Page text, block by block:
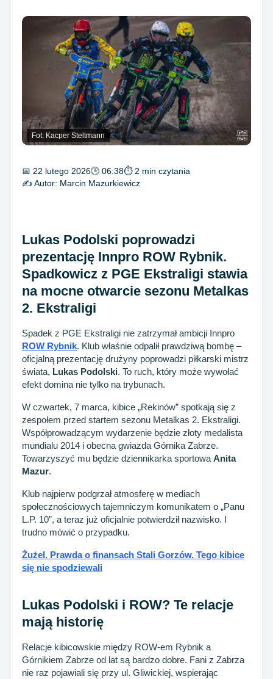
Fot. Kacper Steltmann
📅 22 lutego 2026🕒 06:38⏱ 2 min czytania
✍️ Autor: Marcin Mazurkiewicz
Lukas Podolski poprowadzi
prezentację Innpro ROW Rybnik.
Spadkowicz z PGE Ekstraligi stawia
na mocne otwarcie sezonu Metalkas
2. Ekstraligi
Spadek z PGE Ekstraligi nie zatrzymał ambicji Innpro
ROW Rybnik. Klub właśnie odpalił prawdziwą bombę –
oficjalną prezentację drużyny poprowadzi piłkarski mistrz
świata, Lukas Podolski. To ruch, który może wywołać
efekt domina nie tylko na trybunach.
W czwartek, 7 marca, kibice „Rekinów” spotkają się z
zespołem przed startem sezonu Metalkas 2. Ekstraligi.
Współprowadzącym wydarzenie będzie złoty medalista
mundialu 2014 i obecna gwiazda Górnika Zabrze.
Towarzyszyć mu będzie dziennikarka sportowa Anita
Mazur.
Klub najpierw podgrzał atmosferę w mediach
społecznościowych tajemniczym komunikatem o „Panu
L.P. 10”, a teraz już oficjalnie potwierdził nazwisko. I
trudno mówić o przypadku.
Żużel. Prawda o finansach Stali Gorzów. Tego kibice
się nie spodziewali
Lukas Podolski i ROW? Te relacje
mają historię
Relacje kibicowskie między ROW-em Rybnik a
Górnikiem Zabrze od lat są bardzo dobre. Fani z Zabrza
nie raz pojawiali się przy ul. Gliwickiej, wspierając